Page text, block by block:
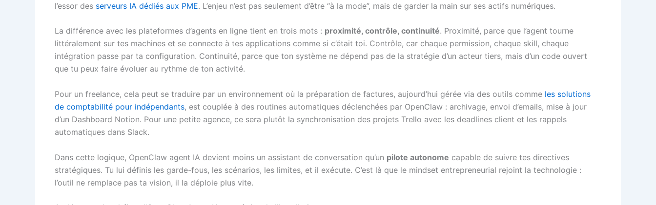
l’essor des serveurs IA dédiés aux PME. L’enjeu n’est pas seulement d’être “à la mode”, mais de garder la main sur ses actifs numériques.
La différence avec les plateformes d’agents en ligne tient en trois mots : proximité, contrôle, continuité. Proximité, parce que l’agent tourne
littéralement sur tes machines et se connecte à tes applications comme si c’était toi. Contrôle, car chaque permission, chaque skill, chaque
intégration passe par ta configuration. Continuité, parce que ton système ne dépend pas de la stratégie d’un acteur tiers, mais d’un code ouvert
que tu peux faire évoluer au rythme de ton activité.
Pour un freelance, cela peut se traduire par un environnement où la préparation de factures, aujourd’hui gérée via des outils comme les solutions
de comptabilité pour indépendants, est couplée à des routines automatiques déclenchées par OpenClaw : archivage, envoi d’emails, mise à jour
d’un Dashboard Notion. Pour une petite agence, ce sera plutôt la synchronisation des projets Trello avec les deadlines client et les rappels
automatiques dans Slack.
Dans cette logique, OpenClaw agent IA devient moins un assistant de conversation qu’un pilote autonome capable de suivre tes directives
stratégiques. Tu lui définis les garde-fous, les scénarios, les limites, et il exécute. C’est là que le mindset entrepreneurial rejoint la technologie :
l’outil ne remplace pas ta vision, il la déploie plus vite.